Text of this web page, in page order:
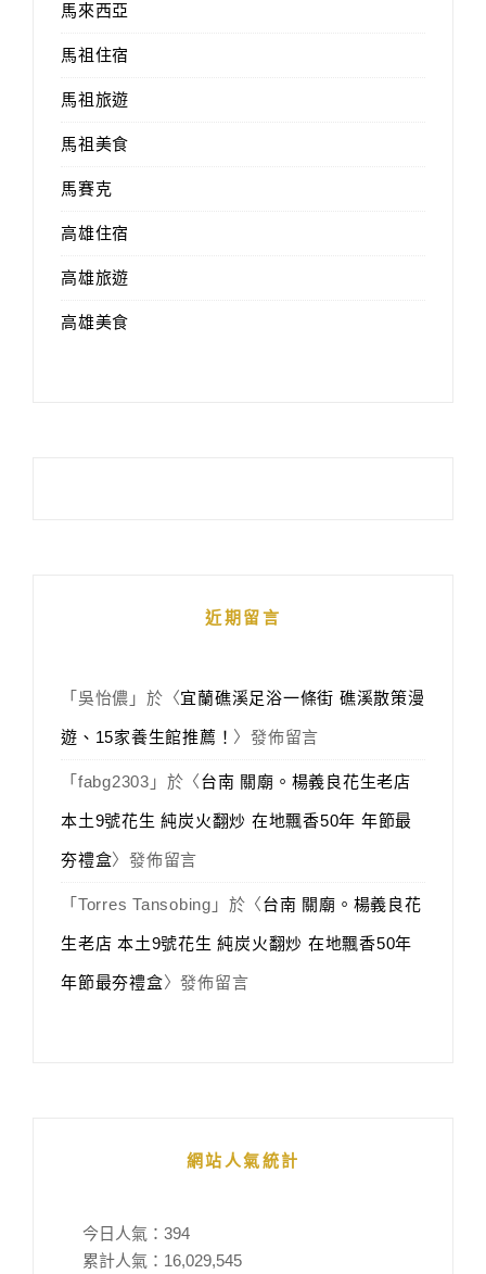
馬來西亞
馬祖住宿
馬祖旅遊
馬祖美食
馬賽克
高雄住宿
高雄旅遊
高雄美食
近期留言
「 吳怡儂 」於〈宜蘭礁溪足浴一條街 礁溪散策漫
遊、15家養生館推薦！ 〉發佈留言
「 fabg2303 」於〈台南 關廟。楊義良花生老店
本土9號花生 純炭火翻炒 在地飄香50年 年節最
夯禮盒〉發佈留言
「 Torres Tansobing 」於〈台南 關廟。楊義良花
生老店 本土9號花生 純炭火翻炒 在地飄香50年
年節最夯禮盒〉發佈留言
網站人氣統計
今日人氣： 394
累計人氣： 16,029,545